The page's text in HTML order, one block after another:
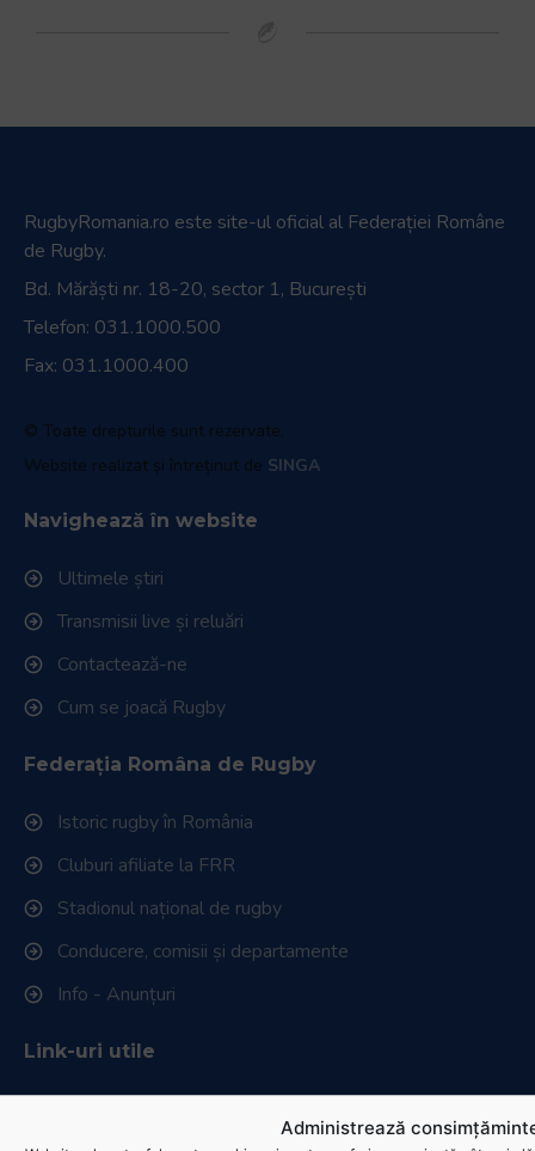
Administrează
RugbyRomania.ro este site-ul oficial al Federației Române
de Rugby.
Bd. Mărăști nr. 18-20, sector 1, București
Telefon: 031.1000.500
Fax: 031.1000.400
© Toate drepturile sunt rezervate.
Website realizat și întreținut de SINGA
Navighează în website
Ultimele știri
Transmisii live și reluări
Contactează-ne
Cum se joacă Rugby
Federația Româna de Rugby
Istoric rugby în România
Cluburi afiliate la FRR
Stadionul național de rugby
Conducere, comisii și departamente
Info - Anunțuri
Link-uri utile